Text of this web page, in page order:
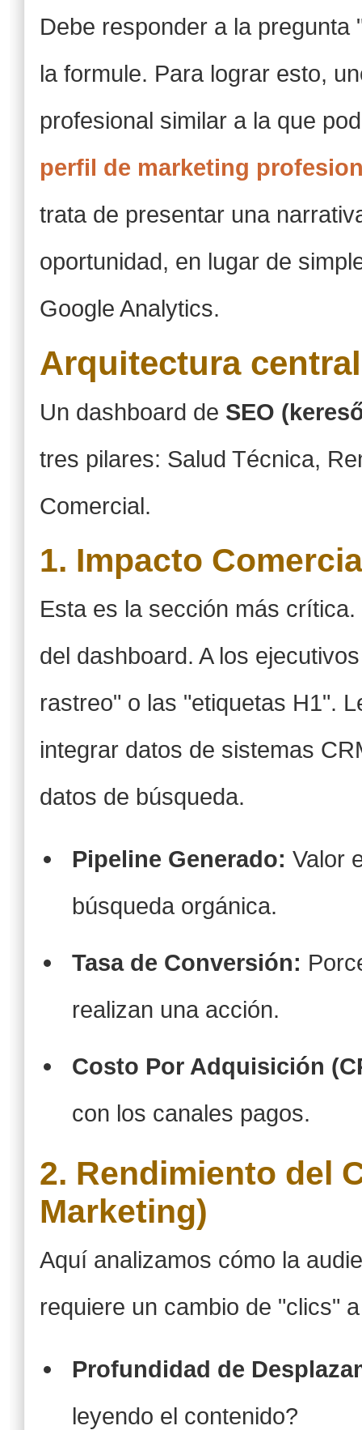
Debe responder a la
la formule. Para lograr esto,
profesional similar a la que
perfil de marketing
trata de presentar una
oportunidad, en lugar de
Google Analytics.
Arquitectura
Un dashboard de SEO
tres pilares: Salud Técnica,
Comercial.
1. Impacto
Esta es la sección más
del dashboard. A los
rastreo" o las "etiquetas H1".
integrar datos de sistemas
datos de búsqueda.
Pipeline Generado: Valor
búsqueda orgánica.
Tasa de Conversión:
realizan una acción.
Costo Por Adquisición
con los canales pagos.
2. Rendimiento del
Marketing)
Aquí analizamos cómo la
requiere un cambio de "clics"
Profundidad de
leyendo el contenido?